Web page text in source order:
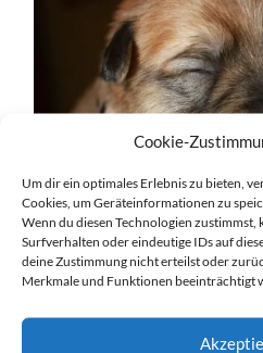
Cookie-
Um dir ein optimales Erlebnis zu bieten,
Cookies, um Geräteinformationen zu
Wenn du diesen Technologien zustimmst,
Surfverhalten oder eindeutige IDs auf
deine Zustimmung nicht erteilst oder
Merkmale und Funktionen beeinträchtigt